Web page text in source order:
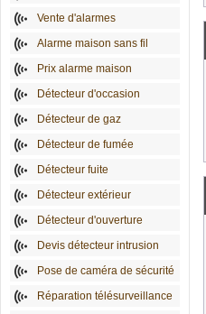
Vente d'alarmes
Alarme maison sans fil
Prix alarme maison
Détecteur d'occasion
Détecteur de gaz
Détecteur de fumée
Détecteur fuite
Détecteur extérieur
Détecteur d'ouverture
Devis détecteur intrusion
Pose de caméra de sécurité
Réparation télésurveillance